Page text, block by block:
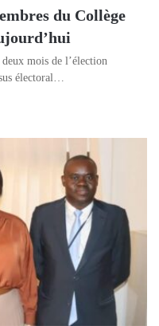
du Collège
mois de l’élection
électoral…